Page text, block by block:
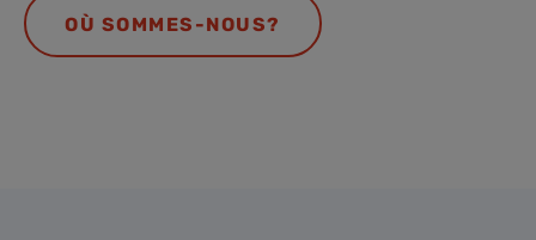
OÙ SOMMES-NOUS?